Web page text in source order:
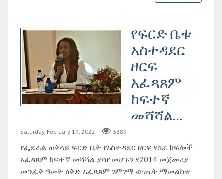
የፍርድ ቤቱ
አስተዳደር
ዘርፍ
አፈጻጸም
ከፍተኛ
መሻሻል...
Saturday, February 19, 2022 3389
የፌደራል ጠቅላይ ፍርድ ቤት የአስተዳደር ዘርፍ የስራ ክፍሎች
አፈጻጸም ከፍተኛ መሻሻል ያሳየ መሆኑን የ2014 መጀመሪያ
መንፈቅ ዓመት ዕቅድ አፈጻጸም ገምገማ ውጤት ማመልከቱ